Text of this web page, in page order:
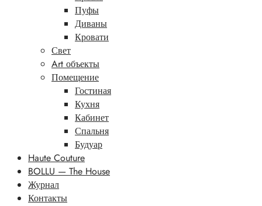
Пуфы
Диваны
Кровати
Свет
Art объекты
Помещение
Гостиная
Кухня
Кабинет
Спальня
Будуар
Haute Couture
BOLLU — The House
Журнал
Контакты